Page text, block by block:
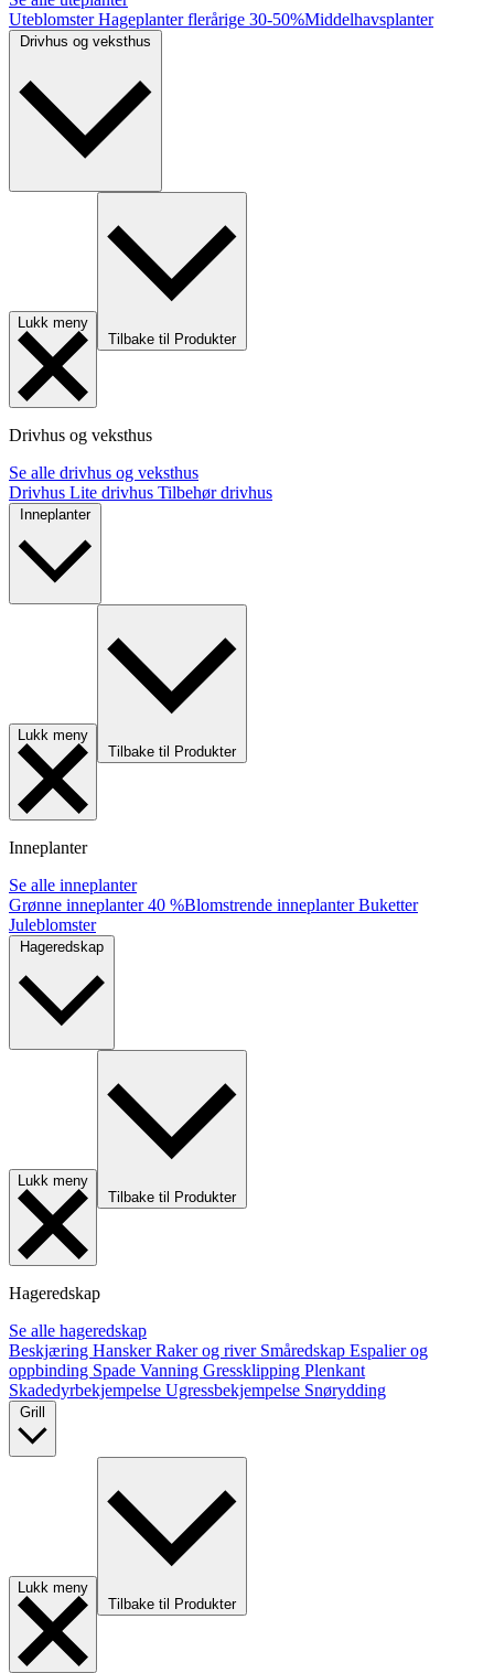
UteblomsterHageplanter flerårige 30-50%Middelhavsplanter
Lukk meny
Tilbake til Produkter
Drivhus og veksthus
Se alle drivhus og veksthus
Drivhus Lite drivhus Tilbehør drivhus
Inneplanter
Lukk meny
Tilbake til Produkter
Inneplanter
Se alle inneplanter
Grønne inneplanter40 %Blomstrende inneplanterBuketter
Juleblomster
Lukk meny
Tilbake til Produkter
Hageredskap
Se alle hageredskap
Beskjæring HanskerRaker og river Småredskap Espalier og
oppbinding Spade Vanning Gressklipping Plenkant
Skadedyrbekjempelse Ugressbekjempelse Snørydding
Lukk meny
Tilbake til Produkter